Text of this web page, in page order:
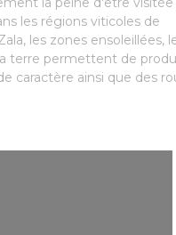
les régions viticoles de
les zones ensoleillées,
terre permettent de
caractère ainsi que des